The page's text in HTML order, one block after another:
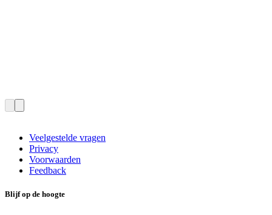
Veelgestelde vragen
Privacy
Voorwaarden
Feedback
Blijf op de hoogte